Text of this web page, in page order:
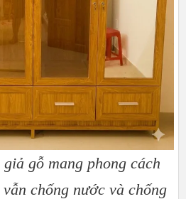
gỗ mang phong cách
chống nước và chống